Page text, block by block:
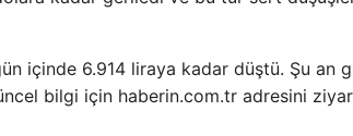
içinde 6.914 liraya kadar düştü. Şu an
bilgi için haberin.com.tr adresini